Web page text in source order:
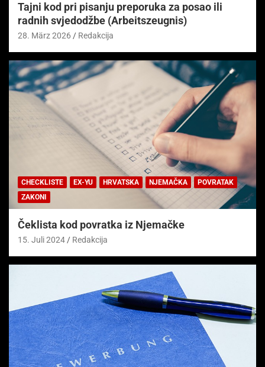
Tajni kod pri pisanju preporuka za posao ili
radnih svjedodžbe (Arbeitszeugnis)
28. März 2026 Redakcija
CHECKLISTE EX-YU HRVATSKA NJEMAČKA
POVRATAK
ZAKONI
Čeklista kod povratka iz Njemačke
15. Juli 2024 Redakcija